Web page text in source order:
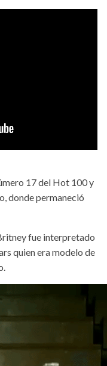
17 del Hot 100 y
donde permaneció
fue interpretado
quien era modelo de